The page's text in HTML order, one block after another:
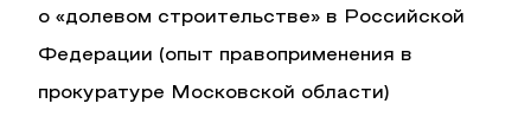
о «долевом строительстве» в Российской
Федерации (опыт правоприменения в
прокуратуре Московской области)